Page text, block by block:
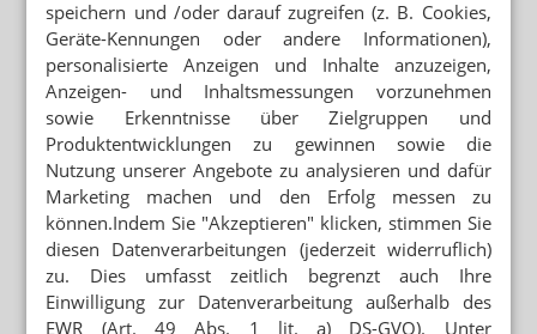
speichern und /oder darauf zugreifen (z. B. Cookies,
Geräte-Kennungen oder andere Informationen),
personalisierte Anzeigen und Inhalte anzuzeigen,
Anzeigen- und Inhaltsmessungen vorzunehmen
sowie Erkenntnisse über Zielgruppen und
Produktentwicklungen zu gewinnen sowie die
Nutzung unserer Angebote zu analysieren und dafür
Marketing machen und den Erfolg messen zu
können.Indem Sie "Akzeptieren" klicken, stimmen Sie
diesen Datenverarbeitungen (jederzeit widerruflich)
zu. Dies umfasst zeitlich begrenzt auch Ihre
Einwilligung zur Datenverarbeitung außerhalb des
EWR (Art. 49 Abs. 1 lit. a) DS-GVO). Unter
LIEFERENGPÄSSE
Jour fixe macht Herstellern Druck
BADEN-WÜRTTEMBERG
Apotheken sollen Covid-19-Arzneimittel
registrieren
LIEFERENGPÄSSE
Paracetamol/Morphin: Rezeptur rückt in den
Fokus
LIEFERENGPÄSSE
BfArM: Indien und China liefern wieder